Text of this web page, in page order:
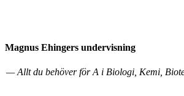
Magnus Ehingers under­visning
— Allt du behöver för A i Biologi, Kemi,